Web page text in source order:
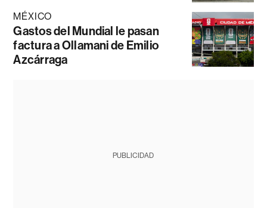
MÉXICO
Gastos del Mundial le pasan
factura a Ollamani de Emilio
Azcárraga
PUBLICIDAD